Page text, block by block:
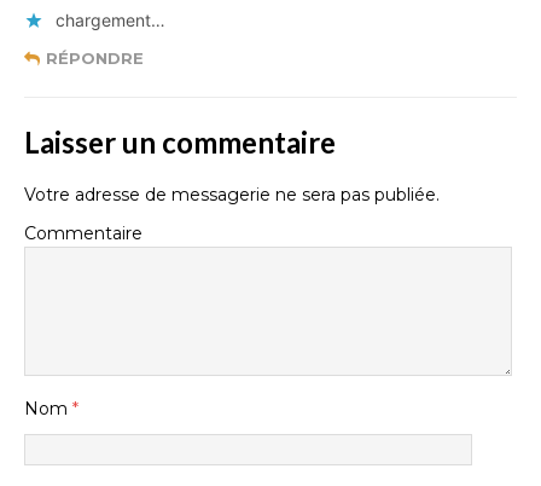
chargement…
RÉPONDRE
Laisser un commentaire
Votre adresse de messagerie ne sera pas publiée.
Commentaire
Nom *